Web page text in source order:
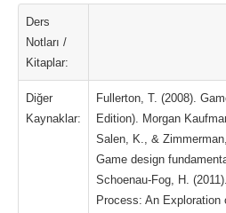
Ders
Notları /
Kitaplar:
Diğer
Kaynaklar:
Fullerton, T. (2008).
Edition). Morgan
Salen, K., &
Game design
Schoenau-Fog, H.
Process: An Exploration